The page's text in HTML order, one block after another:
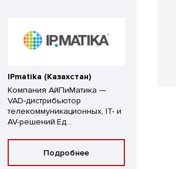
IPmatika (Казахстан)
Компания АйПиМатика —
VAD-дистрибьютор
телекоммуникационных, IT- и
AV-решений.Ед...
Подробнее